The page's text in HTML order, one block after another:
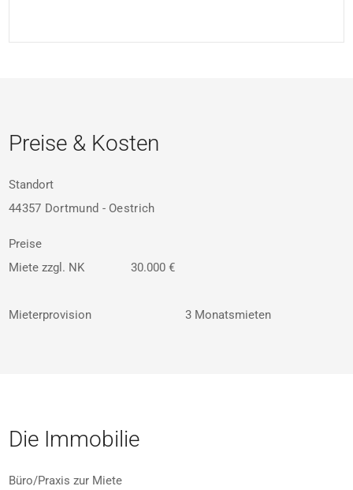
Preise & Kosten
Standort
44357 Dortmund - Oestrich
Preise
Miete zzgl. NK
30.000 €
Mieterprovision 3 Monatsmieten
Die Immobilie
Büro/Praxis zur Miete